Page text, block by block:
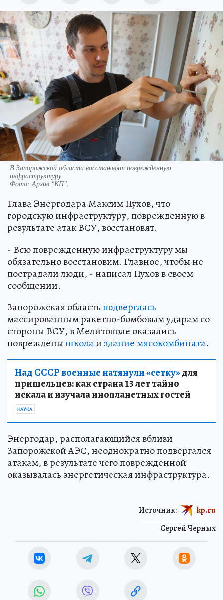
В Запорожской области восстановят поврежденную
инфраструктуру
Фото: Архив "КП".
Глава Энергодара Максим Пухов, что
городскую инфраструктуру, поврежденную в
результате атак ВСУ, восстановят.
- Всю поврежденную инфраструктуру мы
обязательно восстановим. Главное, чтобы не
пострадали люди, - написал Пухов в своем
сообщении.
Запорожская областьподверглась
массированным ракетно-бомбовым ударам со
стороны ВСУ, в Мелитополе оказались
поврежденышколаи здание мясокомбината.
Над СССР военные натянули «сетку»для
пришельцев: как страна 13 лет тайно
искала и изучала инопланетных гостей
НАУКА
Энергодар, располагающийся вблизи
Запорожской АЭС, неоднократно подвергался
атакам, в результате чего поврежденной
оказывалась энергетическая инфраструктура.
Сергей Черных
Источник: kp.ru